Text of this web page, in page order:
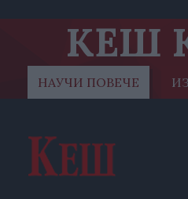
КЕШ
НАУЧИ ПОВЕЧЕ